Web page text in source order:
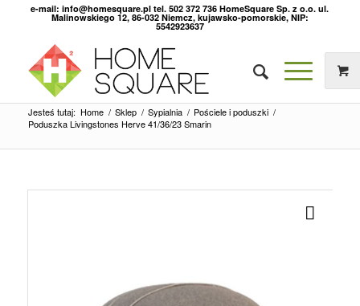
e-mail: info@homesquare.pl tel. 502 372 736 HomeSquare Sp. z o.o. ul.
Malinowskiego 12, 86-032 Niemcz, kujawsko-pomorskie, NIP:
5542923637
Jesteś tutaj: Home / Sklep / Sypialnia / Pościele i poduszki /
Poduszka Livingstones Herve 41/36/23 Smarin